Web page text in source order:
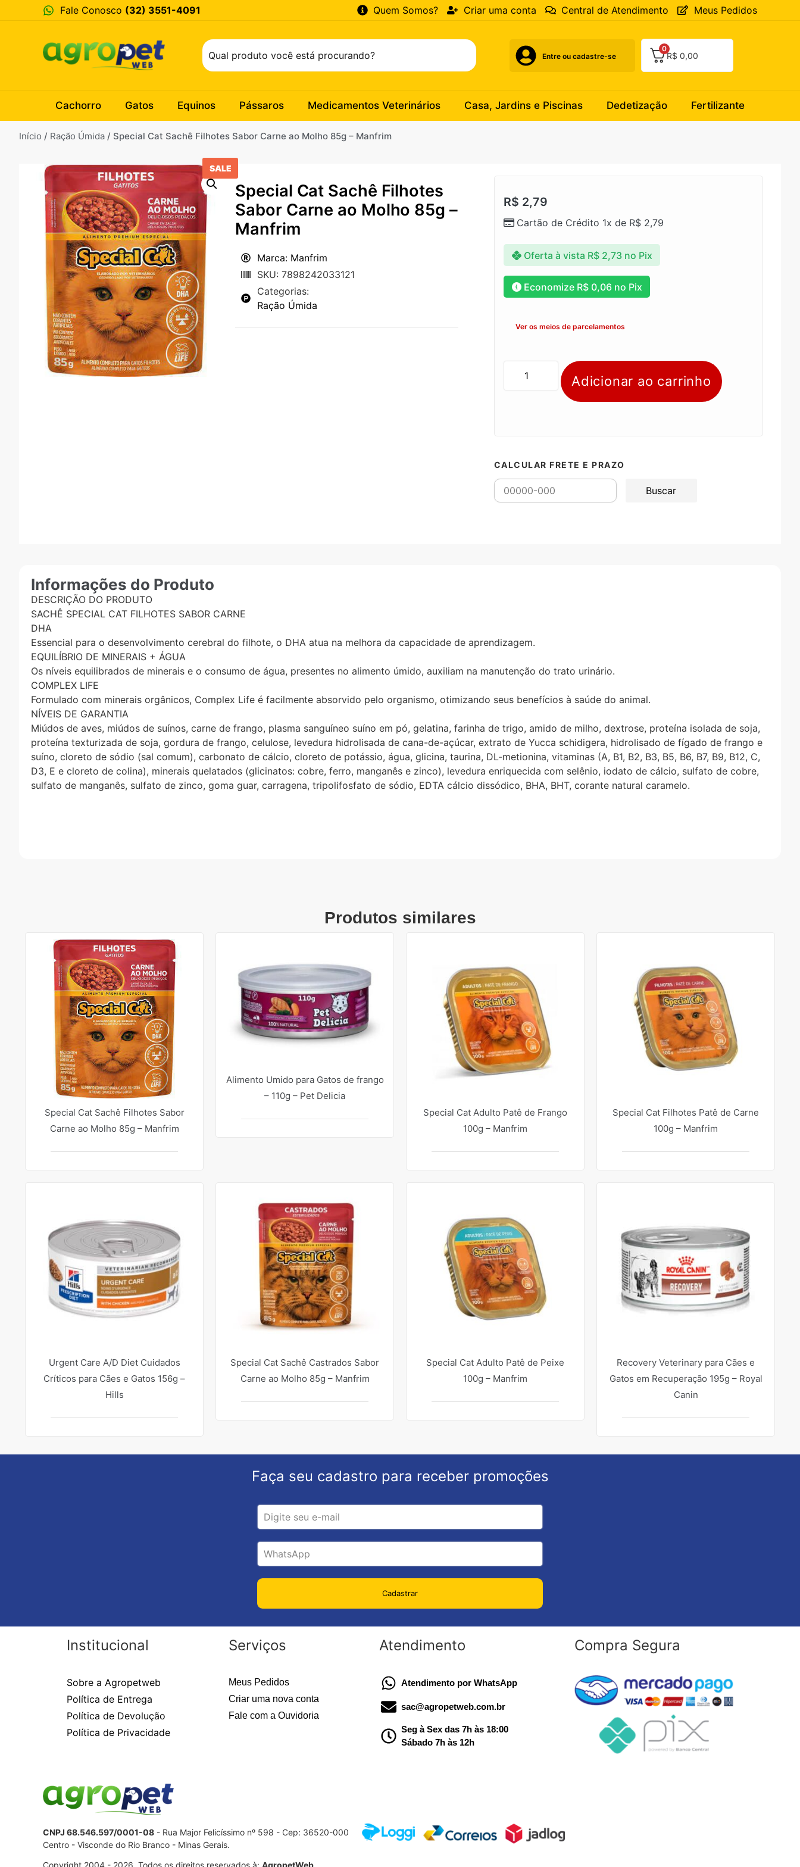
Fale Conosco (32) 3551-4091 Quem Somos? Criar uma conta Central de Atendimento Meus Pedidos
Entre ou cadastre-se
0
R$ 0,00
Cachorro Gatos Equinos Pássaros Medicamentos Veterinários Casa, Jardins e Piscinas Dedetização Fertilizante
Início / Ração Úmida / Special Cat Sachê Filhotes Sabor Carne ao Molho 85g – Manfrim
SALE
Special Cat Sachê Filhotes
Sabor Carne ao Molho 85g –
Manfrim
Marca: Manfrim
SKU: 7898242033121
Categorias:
Ração Úmida
R$ 2,79
Cartão de Crédito 1x de R$2,79
Oferta à vista R$2,73 no Pix
Economize R$0,06no Pix
Ver os meios de parcelamentos
Adicionar ao carrinho
CALCULAR FRETE E PRAZO
Informações do Produto
DESCRIÇÃO DO PRODUTO
SACHÊ SPECIAL CAT FILHOTES SABOR CARNE
DHA
Essencial para o desenvolvimento cerebral do filhote, o DHA atua na melhora da capacidade de aprendizagem.
EQUILÍBRIO DE MINERAIS + ÁGUA
Os níveis equilibrados de minerais e o consumo de água, presentes no alimento úmido, auxiliam na manutenção do trato urinário.
COMPLEX LIFE
Formulado com minerais orgânicos, Complex Life é facilmente absorvido pelo organismo, otimizando seus benefícios à saúde do animal.
NÍVEIS DE GARANTIA
Miúdos de aves, miúdos de suínos, carne de frango, plasma sanguíneo suíno em pó, gelatina, farinha de trigo, amido de milho, dextrose, proteína isolada de soja,
proteína texturizada de soja, gordura de frango, celulose, levedura hidrolisada de cana-de-açúcar, extrato de Yucca schidigera, hidrolisado de fígado de frango e
suíno, cloreto de sódio (sal comum), carbonato de cálcio, cloreto de potássio, água, glicina, taurina, DL-metionina, vitaminas (A, B1, B2, B3, B5, B6, B7, B9, B12, C,
D3, E e cloreto de colina), minerais quelatados (glicinatos: cobre, ferro, manganês e zinco), levedura enriquecida com selênio, iodato de cálcio, sulfato de cobre,
sulfato de manganês, sulfato de zinco, goma guar, carragena, tripolifosfato de sódio, EDTA cálcio dissódico, BHA, BHT, corante natural caramelo.
Produtos similares
Special Cat Sachê Filhotes Sabor
Carne ao Molho 85g – Manfrim
Alimento Umido para Gatos de frango
– 110g – Pet Delicia
Special Cat Adulto Patê de Frango
100g – Manfrim
Special Cat Filhotes Patê de Carne
100g – Manfrim
Urgent Care A/D Diet Cuidados
Críticos para Cães e Gatos 156g –
Hills
Special Cat Sachê Castrados Sabor
Carne ao Molho 85g – Manfrim
Special Cat Adulto Patê de Peixe
100g – Manfrim
Recovery Veterinary para Cães e
Gatos em Recuperação 195g – Royal
Canin
Faça seu cadastro para receber promoções
Cadastrar
Institucional
Sobre a Agropetweb
Política de Entrega
Política de Devolução
Política de Privacidade
Serviços
Meus Pedidos
Criar uma nova conta
Fale com a Ouvidoria
Atendimento
Atendimento por WhatsApp
sac@agropetweb.com.br
Seg à Sex das 7h às 18:00
Sábado 7h às 12h
Compra Segura
CNPJ 68.546.597/0001-08 - Rua Major Felicíssimo nº 598 - Cep: 36520-000
Centro - Visconde do Rio Branco - Minas Gerais.
Copyright 2004 - 2026. Todos os direitos reservados à: AgropetWeb